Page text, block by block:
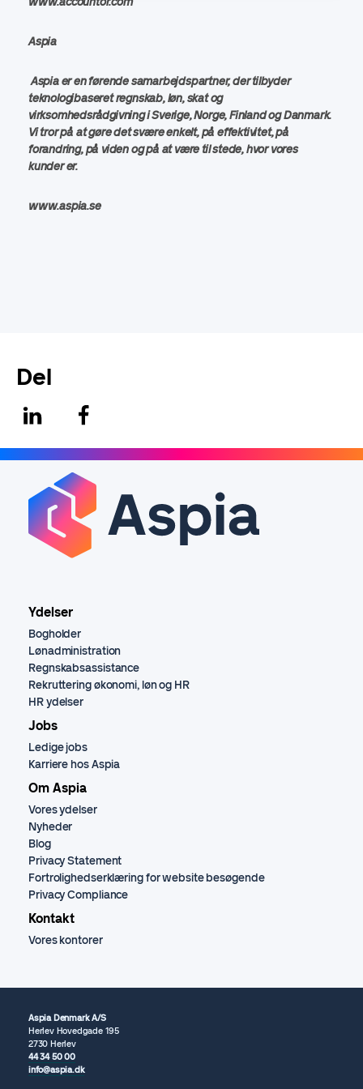
Aspia
Aspia er en førende samarbejdspartner, der tilbyder
teknologibaseret regnskab, løn, skat og
virksomhedsrådgivning i Sverige, Norge, Finland og Danmark.
Vi tror på at gøre det svære enkelt, på effektivitet, på
forandring, på viden og på at være til stede, hvor vores
kunder er.
www.aspia.se
Del
Ydelser
Bogholder
Lønadministration
Regnskabsassistance
Rekruttering økonomi, løn og HR
HR ydelser
Jobs
Ledige jobs
Karriere hos Aspia
Om Aspia
Vores ydelser
Nyheder
Blog
Privacy Statement
Fortrolighedserklæring for website besøgende
Privacy Compliance
Kontakt
Vores kontorer
Aspia Denmark A/S
Herlev Hovedgade 195
2730 Herlev
44 34 50 00
info@aspia.dk